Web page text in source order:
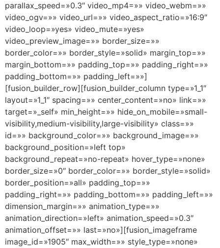
parallax_speed=»0.3″ video_mp4=»» video_webm=»»
video_ogv=»» video_url=»» video_aspect_ratio=»16:9″
video_loop=»yes» video_mute=»yes»
video_preview_image=»» border_size=»»
border_color=»» border_style=»solid» margin_top=»»
margin_bottom=»» padding_top=»» padding_right=»»
padding_bottom=»» padding_left=»»]
[fusion_builder_row][fusion_builder_column type=»1_1″
layout=»1_1″ spacing=»» center_content=»no» link=»»
target=»_self» min_height=»» hide_on_mobile=»small-
visibility,medium-visibility,large-visibility» class=»»
id=»» background_color=»» background_image=»»
background_position=»left top»
background_repeat=»no-repeat» hover_type=»none»
border_size=»0″ border_color=»» border_style=»solid»
border_position=»all» padding_top=»»
padding_right=»» padding_bottom=»» padding_left=»»
dimension_margin=»» animation_type=»»
animation_direction=»left» animation_speed=»0.3″
animation_offset=»» last=»no»][fusion_imageframe
image_id=»1905″ max_width=»» style_type=»none»